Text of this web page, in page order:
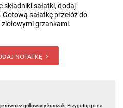
składniki sałatki, dodaj
sałatkę przełóż do
grzankami.
NOTATKĘ
również grillowany kurczak. Przygotuj go na